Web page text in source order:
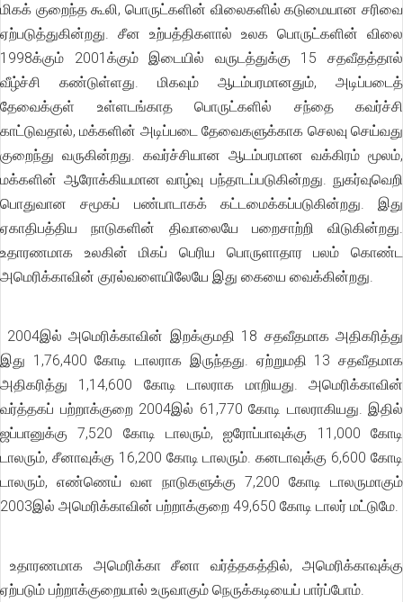
மிகக் குறைந்த கூலி, பொருட்களின் விலைகளில் கடுமையான சரிவை
ஏற்படுத்துகின்றது. சீன உற்பத்திகளால் உலக பொருட்களின் விலை
1998க்கும் 2001க்கும் இடையில் வருடத்துக்கு 15 சதவீதத்தால்
வீழ்ச்சி கண்டுள்ளது. மிகவும் ஆடம்பரமானதும், அடிப்படைத்
தேவைக்குள் உள்ளடங்காத பொருட்களில் சந்தை கவர்ச்சி
காட்டுவதால், மக்களின் அடிப்படை தேவைகளுக்காக செலவு செய்வது
குறைந்து வருகின்றது. கவர்ச்சியான ஆடம்பரமான வக்கிரம் மூலம்,
மக்களின் ஆரோக்கியமான வாழ்வு பந்தாடப்படுகின்றது. நுகர்வுவெறி
பொதுவான சமூகப் பண்பாடாகக் கட்டமைக்கப்படுகின்றது. இது
ஏகாதிபத்திய நாடுகளின் திவாலையே பறைசாற்றி விடுகின்றது.
உதாரணமாக உலகின் மிகப் பெரிய பொருளாதார பலம் கொண்ட
அமெரிக்காவின் குரல்வளையிலேயே இது கையை வைக்கின்றது.
2004இல் அமெரிக்காவின் இறக்குமதி 18 சதவீதமாக அதிகரித்து
இது 1,76,400 கோடி டாலராக இருந்தது. ஏற்றுமதி 13 சதவீதமாக
அதிகரித்து 1,14,600 கோடி டாலராக மாறியது. அமெரிக்காவின்
வர்த்தகப் பற்றாக்குறை 2004இல் 61,770 கோடி டாலராகியது. இதில்
ஜப்பானுக்கு 7,520 கோடி டாலரும், ஐரோப்பாவுக்கு 11,000 கோடி
டாலரும், சீனாவுக்கு 16,200 கோடி டாலரும். கனடாவுக்கு 6,600 கோடி
டாலரும், எண்ணெய் வள நாடுகளுக்கு 7,200 கோடி டாலருமாகும்
2003இல் அமெரிக்காவின் பற்றாக்குறை 49,650 கோடி டாலர் மட்டுமே.
உதாரணமாக அமெரிக்கா சீனா வர்த்தகத்தில், அமெரிக்காவுக்கு
ஏற்படும் பற்றாக்குறையால் உருவாகும் நெருக்கடியைப் பார்ப்போம்.